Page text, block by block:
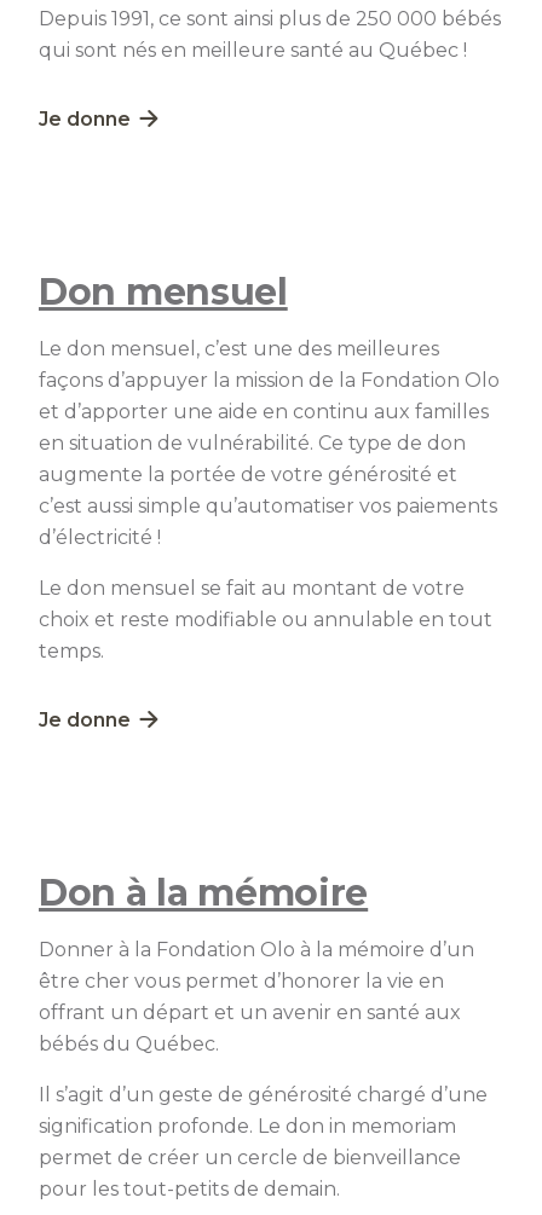
Depuis 1991, ce sont ainsi plus de 250 000 bébés
qui sont nés en meilleure santé au Québec !
Lien externe au site. S'ouvre dans une nouvelle
Je donne
Don mensuel
Le don mensuel, c’est une des meilleures
façons d’appuyer la mission de la Fondation Olo
et d’apporter une aide en continu aux familles
en situation de vulnérabilité. Ce type de don
augmente la portée de votre générosité et
c’est aussi simple qu’automatiser vos paiements
d’électricité !
Le don mensuel se fait au montant de votre
choix et reste modifiable ou annulable en tout
temps.
Lien externe au site. S'ouvre dans une nouvelle
Je donne
Don à la mémoire
Donner à la Fondation Olo à la mémoire d’un
être cher vous permet d’honorer la vie en
offrant un départ et un avenir en santé aux
bébés du Québec.
Il s’agit d’un geste de générosité chargé d’une
signification profonde. Le don in memoriam
permet de créer un cercle de bienveillance
pour les tout-petits de demain.